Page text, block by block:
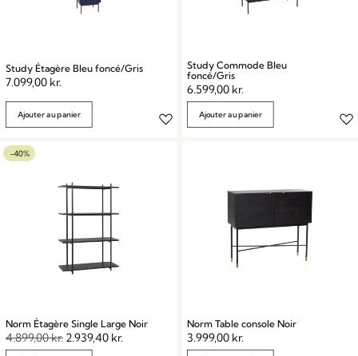
Study Étagère Bleu foncé/Gris
7.099,00 kr.
Ajouter au panier
Study Commode Bleu
foncé/Gris
6.599,00 kr.
Ajouter au panier
-40%
Norm Étagère Single Large Noir
4.899,00kr. 2.939,40 kr.
Norm Table console Noir
3.999,00 kr.